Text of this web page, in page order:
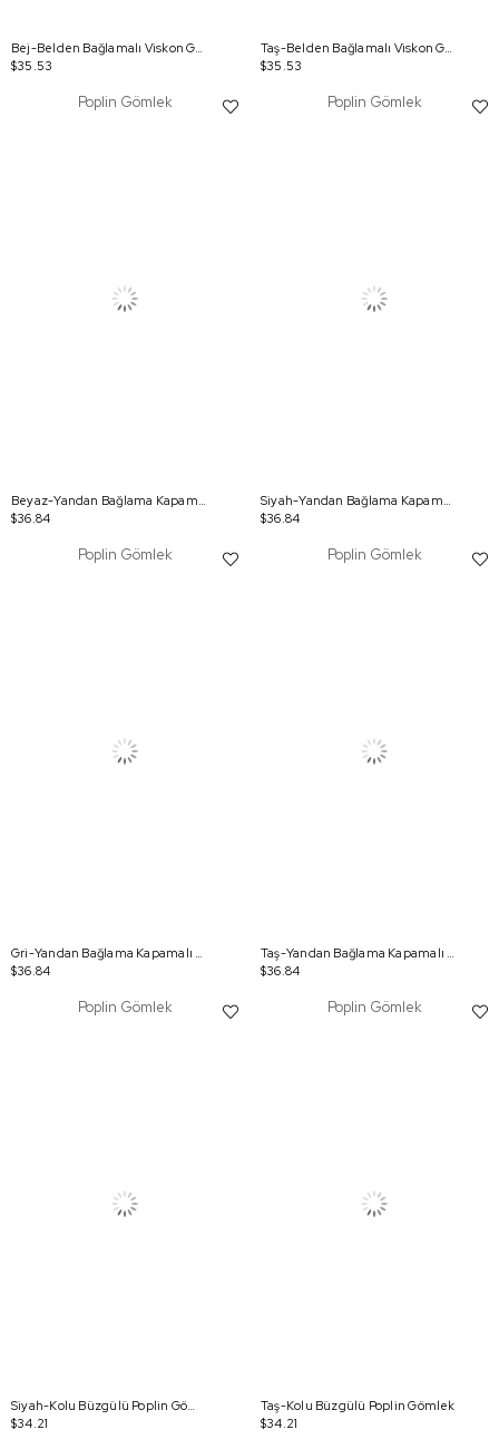
Bej-Belden Bağlamalı Viskon Gömlek Tunik
$35.53
Taş-Belden Bağlamalı Viskon Gömlek Tunik
$35.53
Poplin Gömlek
Beyaz-Yandan Bağlama Kapamalı Gömlek
$36.84
Poplin Gömlek
Siyah-Yandan Bağlama Kapamalı Gömlek
$36.84
Poplin Gömlek
Gri-Yandan Bağlama Kapamalı Gömlek
$36.84
Poplin Gömlek
Taş-Yandan Bağlama Kapamalı Gömlek
$36.84
Poplin Gömlek
Siyah-Kolu Büzgülü Poplin Gömlek
$34.21
Poplin Gömlek
Taş-Kolu Büzgülü Poplin Gömlek
$34.21